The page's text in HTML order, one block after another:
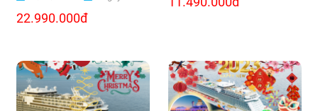
22.990.000đ